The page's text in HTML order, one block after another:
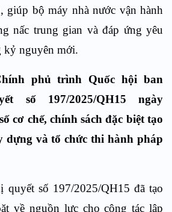
giúp bộ máy nhà nước vận hành
nấc trung gian và đáp ứng yêu
kỷ nguyên mới.
phủ trình Quốc hội ban
số 197/2025/QH15 ngày
cơ chế, chính sách đặc biệt tạo
dựng và tổ chức thi hành pháp
quyết số 197/2025/QH15 đã tạo
về nguồn lực cho công tác lập